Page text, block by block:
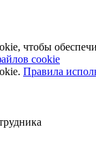
чтобы
cookie
Правила